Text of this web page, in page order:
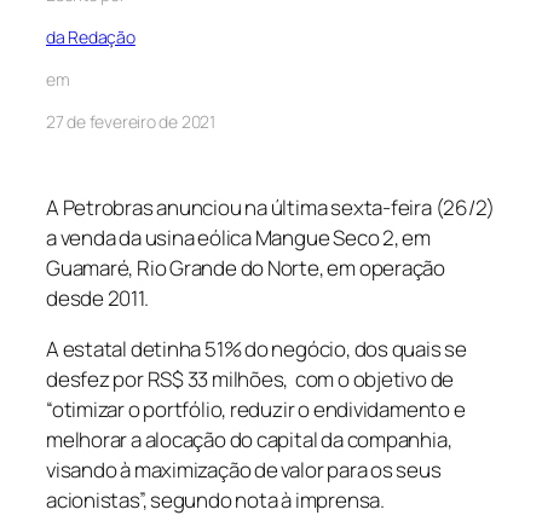
da Redação
em
27 de fevereiro de 2021
A Petrobras anunciou na última sexta-feira (26/2)
a venda da usina eólica Mangue Seco 2, em
Guamaré, Rio Grande do Norte, em operação
desde 2011.
A estatal detinha 51% do negócio, dos quais se
desfez por RS$ 33 milhões, com o objetivo de
“otimizar o portfólio, reduzir o endividamento e
melhorar a alocação do capital da companhia,
visando à maximização de valor para os seus
acionistas”, segundo nota à imprensa.